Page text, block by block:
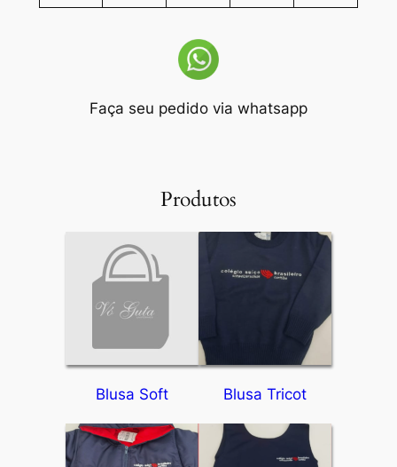
Faça seu pedido via whatsapp
Produtos
Blusa Soft Blusa Tricot